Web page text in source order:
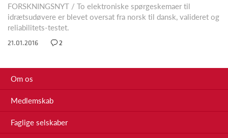
FORSKNINGSNYT / To elektroniske spørgeskemaer til
idrætsudøvere er blevet oversat fra norsk til dansk, valideret og
reliabilitets-testet.
21.01.2016 2
Om os
Medlemskab
Faglige selskaber